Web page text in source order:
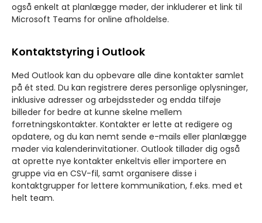
også enkelt at planlægge møder, der inkluderer et link til
Microsoft Teams for online afholdelse.
Kontaktstyring i Outlook
Med Outlook kan du opbevare alle dine kontakter samlet
på ét sted. Du kan registrere deres personlige oplysninger,
inklusive adresser og arbejdssteder og endda tilføje
billeder for bedre at kunne skelne mellem
forretningskontakter. Kontakter er lette at redigere og
opdatere, og du kan nemt sende e-mails eller planlægge
møder via kalenderinvitationer. Outlook tillader dig også
at oprette nye kontakter enkeltvis eller importere en
gruppe via en CSV-fil, samt organisere disse i
kontaktgrupper for lettere kommunikation, f.eks. med et
helt team.